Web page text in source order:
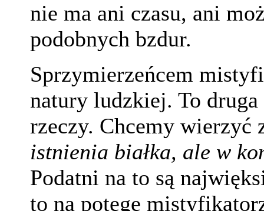
nie ma ani czasu, ani
podobnych bzdur.
Sprzymierzeńcem
natury ludzkiej. To
rzeczy. Chcemy wierzyć
istnienia białka, ale w
Podatni na to są
to na potęgę